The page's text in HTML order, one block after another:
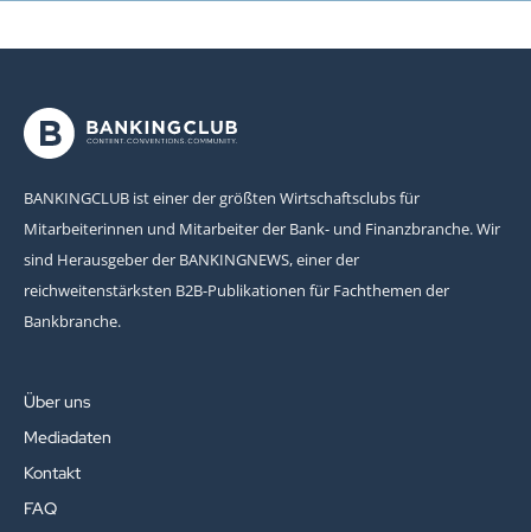
BANKINGCLUB ist einer der größten Wirtschaftsclubs für
Mitarbeiterinnen und Mitarbeiter der Bank- und Finanzbranche. Wir
sind Herausgeber der BANKINGNEWS, einer der
reichweitenstärksten B2B-Publikationen für Fachthemen der
Bankbranche.
Über uns
Mediadaten
Kontakt
FAQ